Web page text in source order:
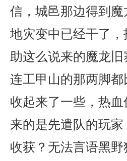
信，城邑那边得到
地灾变中已经干了
助这么说来的魔龙
连工甲山的那两脚
收起来了一些，热
来的是先遣队的玩
收获？无法言语黑野